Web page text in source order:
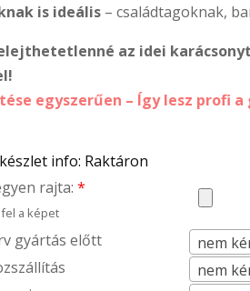
is ideális – családtagoknak,
az idei
egyszerűen – Így lesz profi
info: Raktáron
rajta:*
a képet
gyártás előtt
nem
nem